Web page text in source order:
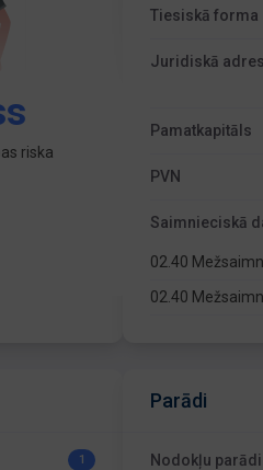
riska
Tiesiskā forma
Juridiskā
Pamatkapitāls
PVN
Saimnieciskā
02.40
02.40
1
Parādi
Nodokļu parādi